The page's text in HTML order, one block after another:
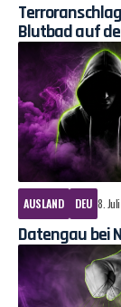
Blutbad auf
AUSLAND DEU 8.
Datengau bei